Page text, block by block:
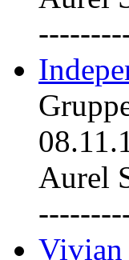
Aurel
Vivian